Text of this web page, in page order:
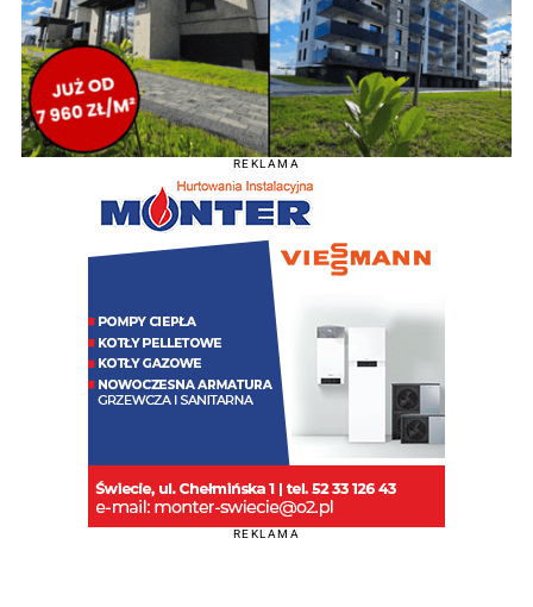
REKLAMA
REKLAMA